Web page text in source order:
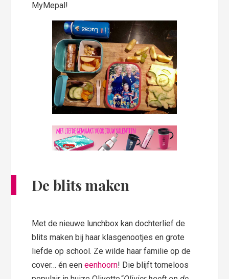
MyMepal!
De blits maken
Met de nieuwe lunchbox kan dochterlief de
blits maken bij haar klasgenootjes en grote
liefde op school. Ze wilde haar familie op de
cover… én eeneenhoorn! Die blijft tomeloos